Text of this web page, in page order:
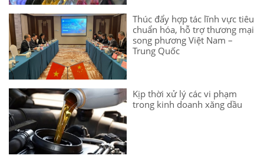
Thúc đẩy hợp tác lĩnh vực tiêu
chuẩn hóa, hỗ trợ thương mại
song phương Việt Nam –
Trung Quốc
Kịp thời xử lý các vi phạm
trong kinh doanh xăng dầu